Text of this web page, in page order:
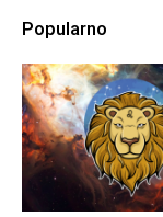
Popularno